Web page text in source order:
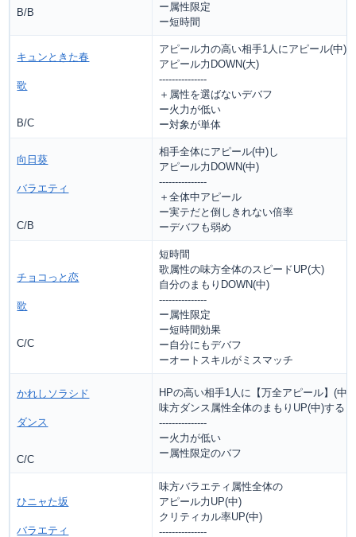
B/B
ー属性限定
ー短時間
キュンときた春
歌
B/C
アピール力の高い相手1人にアピール(中)
アピール力DOWN(大)
---------------
＋属性を選ばないデバフ
ー火力が低い
ー対象が単体
向日葵
バラエティ
C/B
相手全体にアピール(中)し
アピール力DOWN(中)
---------------
＋全体中アピール
ー実テだと倒しきれない倍率
ーデバフも弱め
チョコっと恋
歌
C/C
短時間
歌属性の味方全体のスピードUP(大)
自分のまもりDOWN(中)
---------------
ー属性限定
ー短時間効果
ー自分にもデバフ
ーオートスキルがミスマッチ
かれしソラシド
ダンス
C/C
HPの高い相手1人に【万全アピール】(中)
味方ダンス属性全体のまもりUP(中)する
---------------
ー火力が低い
ー属性限定のバフ
ひニャた坂
バラエティ
味方バラエティ属性全体の
アピール力UP(中)
クリティカル率UP(中)
---------------